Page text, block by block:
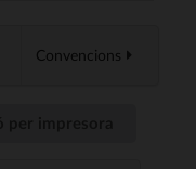
Convencions